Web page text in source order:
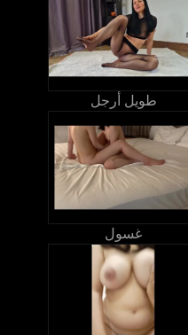
طويل أرجل
غسول